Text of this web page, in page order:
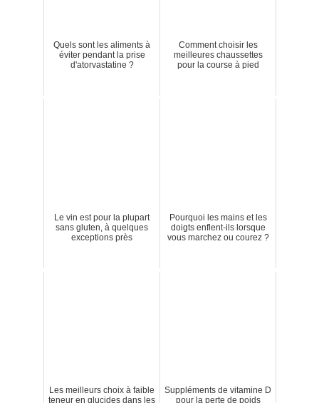
Quels sont les aliments à
éviter pendant la prise
d'atorvastatine ?
Comment choisir les
meilleures chaussettes
pour la course à pied
Le vin est pour la plupart
sans gluten, à quelques
exceptions près
Pourquoi les mains et les
doigts enflent-ils lorsque
vous marchez ou courez ?
Les meilleurs choix à faible
teneur en glucides dans les
Suppléments de vitamine D
pour la perte de poids